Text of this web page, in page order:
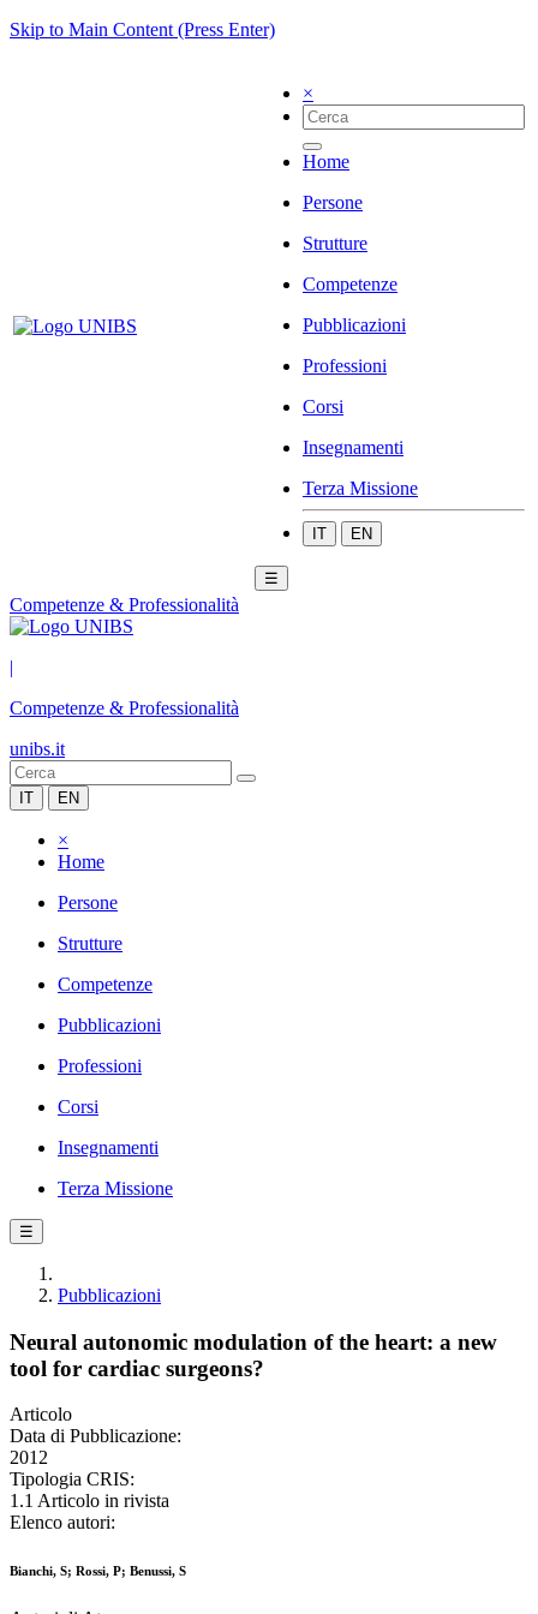
Skip to Main Content (Press Enter)
×
Home
Persone
Strutture
Competenze
Pubblicazioni
Professioni
Corsi
Insegnamenti
Terza Missione
IT EN
☰
Competenze & Professionalità
|
Competenze & Professionalità
unibs.it
IT EN
×
Home
Persone
Strutture
Competenze
Pubblicazioni
Professioni
Corsi
Insegnamenti
Terza Missione
☰
Pubblicazioni
Neural autonomic modulation of the heart: a new
tool for cardiac surgeons?
Articolo
Data di Pubblicazione:
2012
Tipologia CRIS:
1.1 Articolo in rivista
Elenco autori:
Bianchi, S; Rossi, P; Benussi, S